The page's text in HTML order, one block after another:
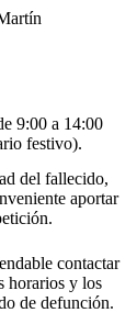
9:00 a 14:00
festivo).
del fallecido,
aportar
contactar
horarios y los
de defunción.